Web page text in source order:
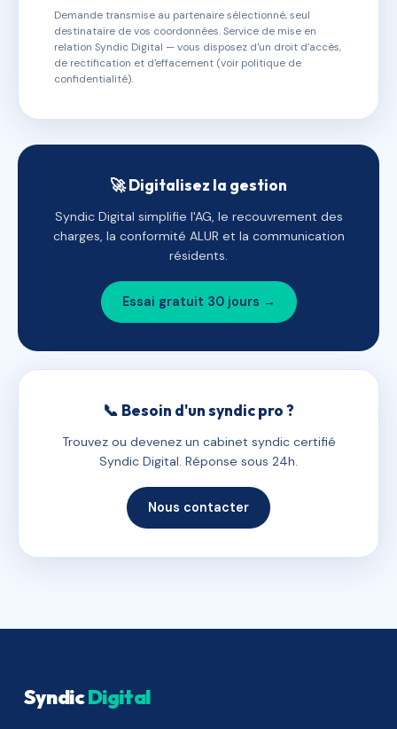
Demande transmise au partenaire sélectionné, seul
destinataire de vos coordonnées. Service de mise en
relation Syndic Digital — vous disposez d'un droit d'accès,
de rectification et d'effacement (voir politique de
confidentialité).
🚀 Digitalisez la gestion
Syndic Digital simplifie l'AG, le recouvrement des
charges, la conformité ALUR et la communication
résidents.
Essai gratuit 30 jours →
📞 Besoin d'un syndic pro ?
Trouvez ou devenez un cabinet syndic certifié
Syndic Digital. Réponse sous 24h.
Nous contacter
SyndicDigital